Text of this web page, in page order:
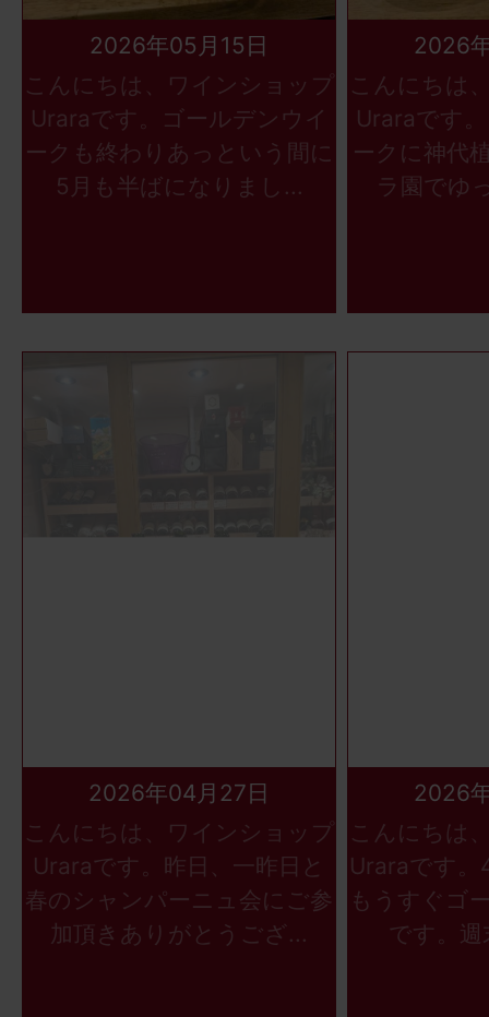
2026年05月15日
こんにちは、ワインショップ
Uraraです。ゴールデンウイ
ークも終わりあっという間に
5月も半ばになりまし...
2026
こんにちは
Uraraです
ークに神代
ラ園でゆ
2026年04月27日
こんにちは、ワインショップ
Uraraです。昨日、一昨日と
春のシャンパーニュ会にご参
加頂きありがとうござ...
2026
こんにちは
Uraraです。
もうすぐゴ
です。